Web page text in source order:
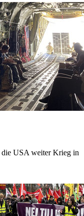
USA weiter Krieg in